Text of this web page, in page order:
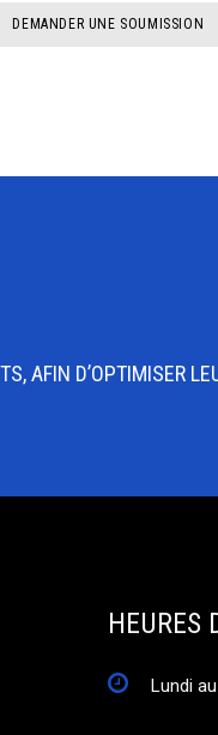
DEMANDER UNE SOUMISSION
AFIN D’OPTIMISER
HEURES
Lundi